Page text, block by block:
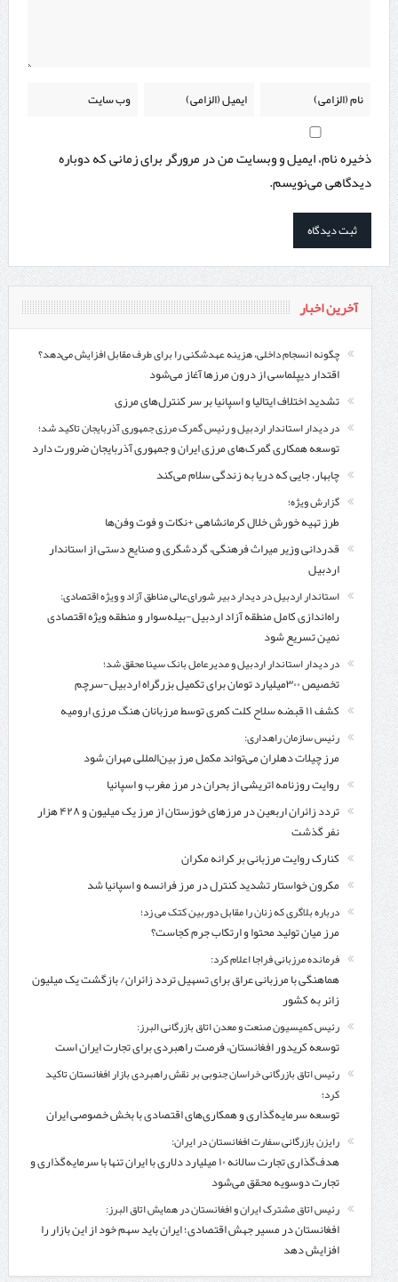
ذخیره نام، ایمیل و وبسایت من در مرورگر برای زمانی که دوباره
دیدگاهی می‌نویسم.
آخرین اخبار
چگونه انسجام داخلی، هزینه عهدشکنی را برای طرف مقابل افزایش می‌دهد؟
اقتدار دیپلماسی از درون مرزها آغاز می‌شود
تشدید اختلاف ایتالیا و اسپانیا بر سر کنترل‌های مرزی
در دیدار استاندار اردبیل و رئیس گمرک مرزی جمهوری آذربایجان تاکید شد؛
توسعه همکاری گمرک‌های مرزی ایران و جمهوری آذربایجان ضرورت دارد
چابهار، جایی که دریا به زندگی سلام می‌کند
گزارش ویژه؛
طرز تهیه خورش خلال کرمانشاهی +نکات و فوت وفن‌ها
قدردانی وزیر میراث فرهنگی، گردشگری و صنایع دستی از استاندار
اردبیل
استاندار اردبیل در دیدار دبیر شورای‌عالی مناطق آزاد و ویژه اقتصادی:
راه‌اندازی کامل منطقه آزاد اردبیل-بیله‌سوار و منطقه ویژه اقتصادی
نمین تسریع شود
در دیدار استاندار اردبیل و مدیرعامل بانک سینا محقق شد؛
تخصیص ۳۰۰میلیارد تومان برای تکمیل بزرگراه اردبیل-سرچم
کشف ۱۱ قبضه سلاح کلت کمری توسط مرزبانان هنگ مرزی ارومیه
رئیس سازمان راهداری:
مرز چیلات دهلران می‌تواند مکمل مرز بین‌المللی مهران شود
روایت روزنامه اتریشی از بحران در مرز مغرب و اسپانیا
تردد زائران اربعین در مرزهای خوزستان از مرز یک میلیون و ۴۲۸ هزار
نفر گذشت
کنارک روایت مرزبانی بر کرانه مکران
مکرون خواستار تشدید کنترل‌ در مرز فرانسه و اسپانیا شد
درباره بلاگری که زنان را مقابل دوربین کتک می زد؛
مرز میان تولید محتوا و ارتکاب جرم کجاست؟
فرمانده مرزبانی فراجا اعلام کرد:
هماهنگی با مرزبانی عراق برای تسهیل تردد زائران/ بازگشت یک میلیون
زائر به کشور
رئیس کمیسیون صنعت و معدن اتاق بازرگانی البرز:
توسعه کریدور افغانستان، فرصت راهبردی برای تجارت ایران است
رئیس اتاق بازرگانی خراسان جنوبی بر نقش راهبردی بازار افغانستان تاکید
کرد؛
توسعه سرمایه‌گذاری و همکاری‌های اقتصادی با بخش خصوصی ایران
رایزن بازرگانی سفارت افغانستان در ایران:
هدف‌گذاری تجارت سالانه ۱۰ میلیارد دلاری با ایران تنها با سرمایه‌گذاری و
تجارت دوسویه محقق می‌شود
رئیس اتاق مشترک ایران و افغانستان در همایش اتاق البرز:
افغانستان در مسیر جهش اقتصادی؛ ایران باید سهم خود از این بازار را
افزایش دهد